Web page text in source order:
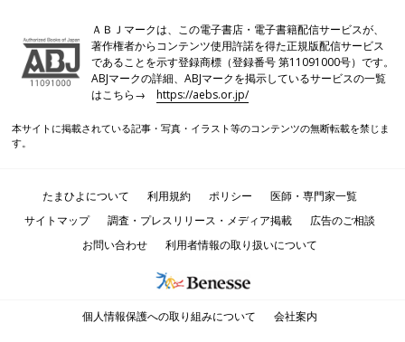
ＡＢＪマークは、この電子書店・電子書籍配信サービスが、
著作権者からコンテンツ使用許諾を得た正規版配信サービス
であることを示す登録商標（登録番号 第11091000号）です。
ABJマークの詳細、ABJマークを掲示しているサービスの一覧
はこちら→https://aebs.or.jp/
本サイトに掲載されている記事・写真・イラスト等のコンテンツの無断転載を禁じま
す。
たまひよについて 利用規約 ポリシー
医師・専門家一覧
サイトマップ
調査・プレスリリース・メディア掲載
広告のご相談
お問い合わせ
利用者情報の取り扱いについて
個人情報保護への取り組みについて 会社案内